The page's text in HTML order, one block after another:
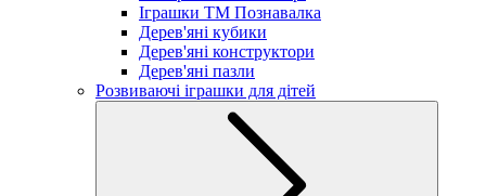
Іграшки ТМ Познавалка
Дерев'яні кубики
Дерев'яні конструктори
Дерев'яні пазли
Розвиваючі іграшки для дітей